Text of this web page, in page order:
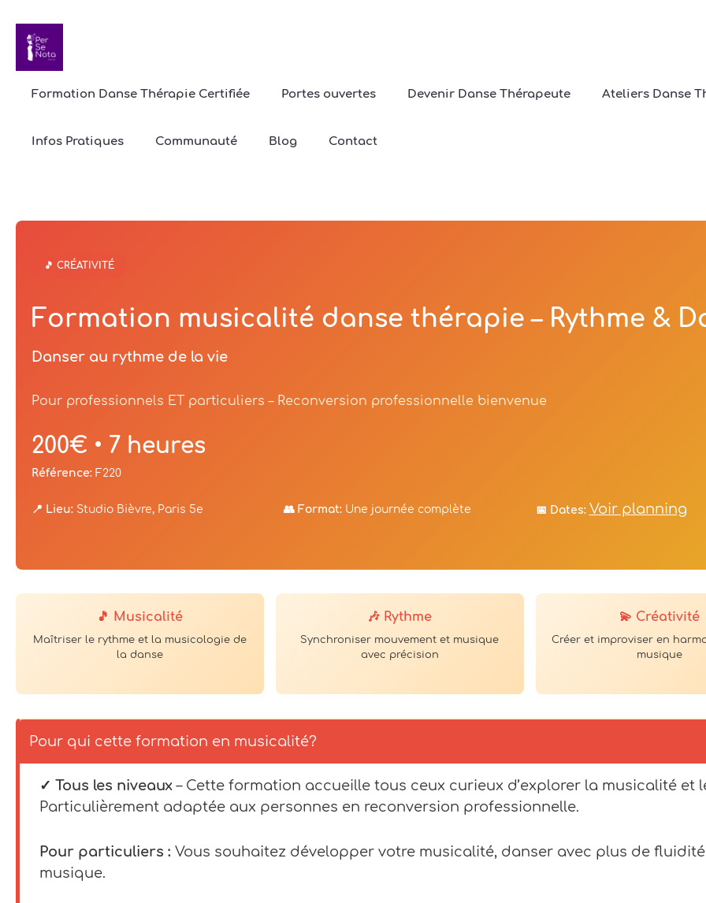
Formation Danse Thérapie Certifiée Portes ouvertes Devenir Danse Thérapeute Ateliers Danse
Infos Pratiques Communauté Blog ContactLe langage de la
🎵 CRÉATIVITÉ
Formation musicalité danse thérapie – Rythme &
Danser au rythme de la vie
Pour professionnels ET particuliers – Reconversion professionnelle bienvenue
200€ • 7 heures
Référence: F220
📍 Lieu: Studio Bièvre, Paris 5e 👥 Format:Une journée complète 📅 Dates: Voir planning
🎵 Musicalité
Maîtriser le rythme et la musicologie de
la danse
🎶 Rythme
Synchroniser mouvement et musique
avec précision
💫 Créativité
Créer et improviser en
musique
Pour qui cette formation en musicalité?
✓ Tous les niveaux – Cette formation accueille tous ceux curieux d’explorer la musicalité et
Particulièrement adaptée aux personnes en reconversion professionnelle.
Pour particuliers : Vous souhaitez développer votre musicalité, danser avec plus de
musique.